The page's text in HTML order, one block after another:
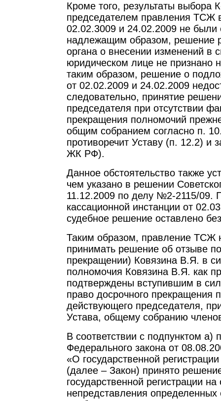
Кроме того, результаты выбора
председателем правления ТСЖ
02.02.3009 и 24.02.2009 не
надлежащим образом, решение
органа о внесении изменений в
юридическом лице не признано
таким образом, решение о
от 02.02.2009 и 24.02.2009
следовательно, принятие
председателя при отсутствии
прекращения полномочий
общим собранием согласно п.
противоречит Уставу (п. 12.2) и
ЖК РФ).
Данное обстоятельство также
чем указано в решении
11.12.2009 по делу №2-2115/09.
кассационной инстанции от
судебное решение оставлено
Таким образом, правление ТСЖ
принимать решение об отзыве
прекращении) Ковязина В.Я. в
полномочия Ковязина В.Я. как
подтверждены вступившим в
право досрочного прекращения
действующего председателя,
Устава, общему собранию
В соответствии с подпунктом а)
Федерального закона от
«О государственной
(далее – Закон) принято
государственной регистрации
непредставления определенных